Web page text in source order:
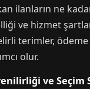
ilanların ne
ve hizmet
terimler,
olur.
ve Seçim